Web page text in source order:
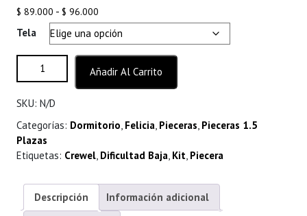
$ 89.000 - $ 96.000
de
precios:
desde
$ 89.000
hasta
Tela
Piecera 1.5P Felicia B cantidad
Añadir Al Carrito
SKU: N/D
Categorías: Dormitorio, Felicia, Pieceras, Pieceras 1.5
Plazas
Etiquetas: Crewel, Dificultad Baja, Kit, Piecera
Descripción Información adicional